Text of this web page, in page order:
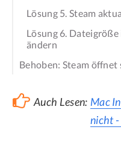
Lösung 5. Steam
Lösung 6. Dateigröße
ändern
Behoben: Steam
Auch Lesen: Mac
nicht -